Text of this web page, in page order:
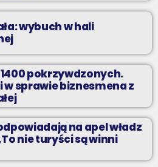
wybuch w hali
1400 pokrzywdzonych.
w sprawie biznesmena z
na apel władz
nie turyści są winni